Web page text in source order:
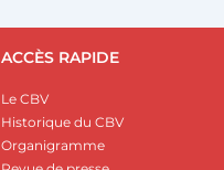
ACCÈS RAPIDE
Le CBV
Historique du CBV
Organigramme